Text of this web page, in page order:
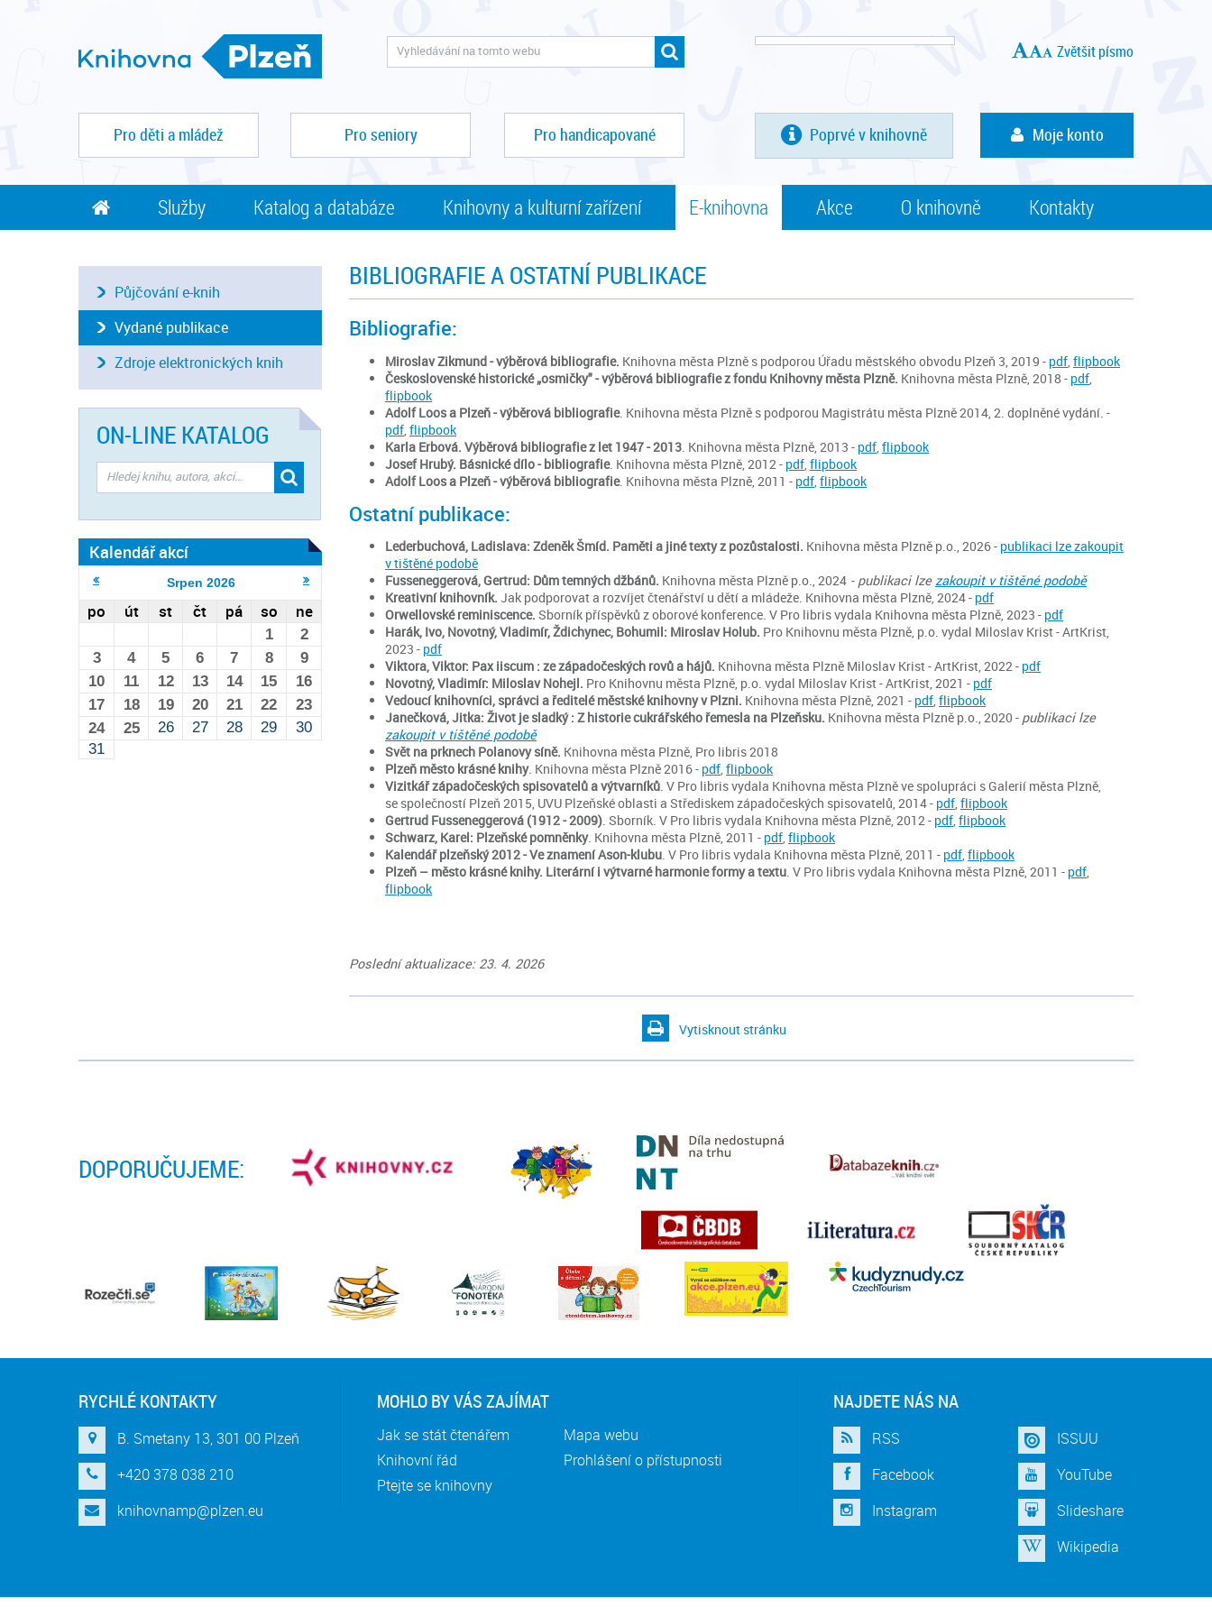
Zvětšit písmo
Pro děti a mládež Pro seniory Pro handicapované Poprvé v knihovně Moje konto
Služby Katalog a databáze Knihovny a kulturní zařízení E-knihovna Akce O knihovně Kontakty
BIBLIOGRAFIE A OSTATNÍ PUBLIKACE
Bibliografie:
Miroslav Zikmund - výběrová bibliografie. Knihovna města Plzně s podporou Úřadu městského obvodu Plzeň 3, 2019 - pdf flipbook
Československé historické „osmičky" - výběrová bibliografie z fondu Knihovny města Plzně. Knihovna města Plzně, 2018 - pdf
flipbook
Adolf Loos a Plzeň - výběrová bibliografie. Knihovna města Plzně s podporou Magistrátu města Plzně 2014, 2. doplněné vydání. -
pdf flipbook
Karla Erbová. Výběrová bibliografie z let 1947 - 2013 . Knihovna města Plzně, 2013 - pdf flipbook
Josef Hrubý. Básnické dílo - bibliografie. Knihovna města Plzně, 2012 - pdf flipbook
Adolf Loos a Plzeň - výběrová bibliografie. Knihovna města Plzně, 2011 - pdf flipbook
Ostatní publikace:
Lederbuchová, Ladislava: Zdeněk Šmíd. Paměti a jiné texty z pozůstalosti. Knihovna města Plzně p.o., 2026 - publikaci lze zakoupit
v tištěné podobě
Fusseneggerová, Gertrud: Dům temných džbánů. Knihovna města Plzně p.o., 2024 - publikaci lzezakoupit v tištěné podobě
Kreativní knihovník. Jak podporovat a rozvíjet čtenářství u dětí a mládeže. Knihovna města Plzně, 2024 - pdf
Orwellovské reminiscence. Sborník příspěvků z oborové konference. V Pro libris vydala Knihovna města Plzně, 2023 - pdf
Harák, Ivo, Novotný, Vladimír, Ždichynec, Bohumil: Miroslav Holub. Pro Knihovnu města Plzně, p.o. vydal Miloslav Krist - ArtKrist,
2023 - pdf
Viktora, Viktor: Pax iiscum : ze západočeských rovů a hájů. Knihovna města Plzně Miloslav Krist - ArtKrist, 2022 - pdf
Novotný, Vladimír: Miloslav Nohejl. Pro Knihovnu města Plzně, p.o. vydal Miloslav Krist - ArtKrist, 2021 - pdf
Vedoucí knihovníci, správci a ředitelé městské knihovny v Plzni. Knihovna města Plzně, 2021 - pdf,flipbook
Janečková, Jitka: Život je sladký : Z historie cukrářského řemesla na Plzeňsku. Knihovna města Plzně p.o., 2020 - publikaci lze
zakoupit v tištěné podobě
Svět na prknech Polanovy síně. Knihovna města Plzně, Pro libris 2018
Plzeň město krásné knihy. Knihovna města Plzně 2016 - pdf,flipbook
Vizitkář západočeských spisovatelů a výtvarníků. V Pro libris vydala Knihovna města Plzně ve spolupráci s Galerií města Plzně,
se společností Plzeň 2015, UVU Plzeňské oblasti a Střediskem západočeských spisovatelů, 2014 - pdf,flipbook
Gertrud Fusseneggerová (1912 - 2009). Sborník. V Pro libris vydala Knihovna města Plzně, 2012 - pdf,flipbook
Schwarz, Karel: Plzeňské pomněnky. Knihovna města Plzně, 2011 - pdf,flipbook
Kalendář plzeňský 2012 - Ve znamení Ason-klubu. V Pro libris vydala Knihovna města Plzně, 2011 - pdf,flipbook
Plzeň – město krásné knihy. Literární i výtvarné harmonie formy a textu. V Pro libris vydala Knihovna města Plzně, 2011 - pdf,
flipbook
Poslední aktualizace: 23. 4. 2026
Vytisknout stránku
Půjčování e-knih
Vydané publikace
Zdroje elektronických knih
ON-LINE KATALOG
Kalendář akcí
Srpen 2026
po út st čt pá so ne
1
2
3
4 5 6 7 8
9
10
11 12 13 14 15
16
17
18 19 20 21 22
23
24
25 26 27 28 29
30
31
DOPORUČUJEME:
RYCHLÉ KONTAKTY
B. Smetany 13, 301 00 Plzeň
+420 378 038 210
knihovnamp@plzen.eu
MOHLO BY VÁS ZAJÍMAT
Jak se stát čtenářem
Knihovní řád
Ptejte se knihovny
Mapa webu
Prohlášení o přístupnosti
NAJDETE NÁS NA
RSS
Facebook
Instagram
ISSUU
YouTube
Slideshare
Wikipedia